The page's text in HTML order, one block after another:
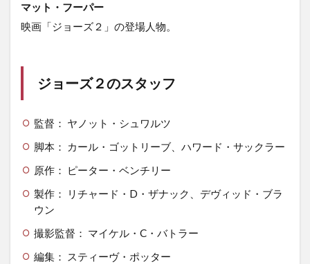
マット・フーパー
映画「ジョーズ２」の登場人物。
ジョーズ２のスタッフ
監督： ヤノット・シュワルツ
脚本： カール・ゴットリーブ、ハワード・サックラー
原作： ピーター・ベンチリー
製作： リチャード・D・ザナック、デヴィッド・ブラ
ウン
撮影監督： マイケル・C・バトラー
編集： スティーヴ・ポッター